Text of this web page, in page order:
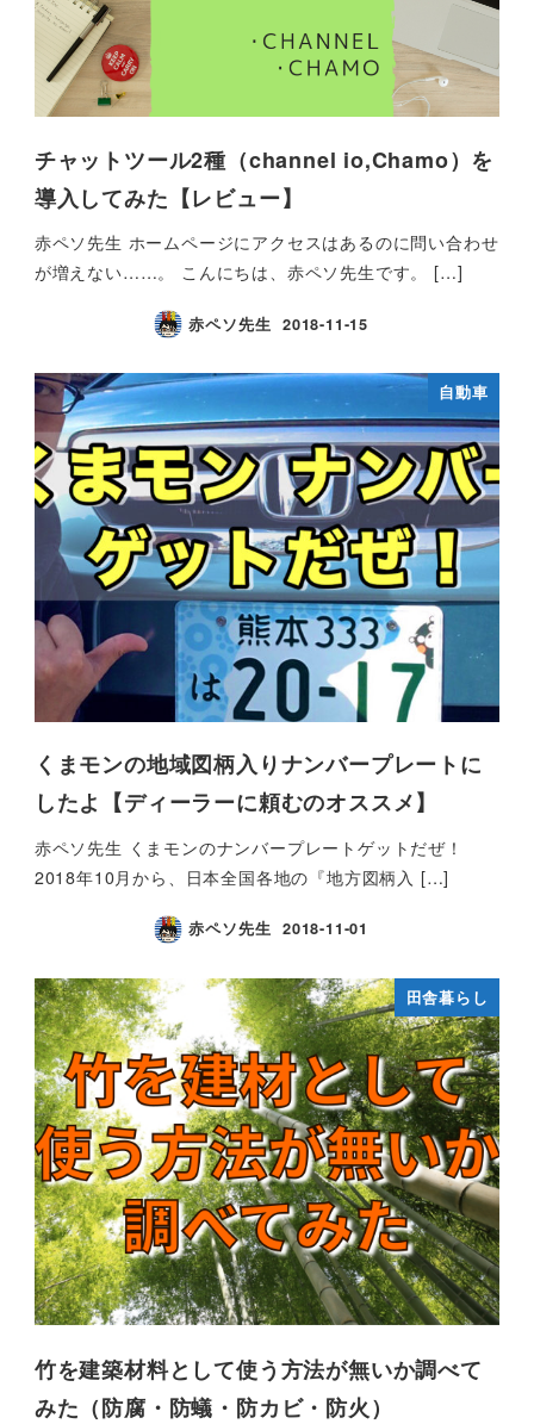
チャットツール2種（channel io,Chamo）を
導入してみた【レビュー】
赤ペソ先生 ホームページにアクセスはあるのに問い合わせ
が増えない……。 こんにちは、赤ペソ先生です。 […]
赤ペソ先生 2018-11-15
自動車
くまモンの地域図柄入りナンバープレートに
したよ【ディーラーに頼むのオススメ】
赤ペソ先生 くまモンのナンバープレートゲットだぜ！
2018年10月から、日本全国各地の『地方図柄入 […]
赤ペソ先生 2018-11-01
田舎暮らし
竹を建築材料として使う方法が無いか調べて
みた（防腐・防蟻・防カビ・防火）